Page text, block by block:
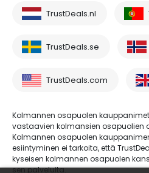
TrustDeals.nl
TrustDeals.se
TrustDeals.com
Kolmannen osapuolen
vastaavien kolmansien osapuolien
Kolmannen osapuolen
esiintyminen ei tarkoita, että
kyseisen kolmannen osapuolen
sen palveluita.